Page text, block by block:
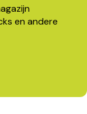
en andere